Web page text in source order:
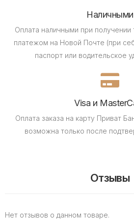
Наличными
Оплата наличными при получении
платежом на Новой Почте (при
паспорт или водительское
Visa и
Оплата заказа на карту Приват
возможна только после
Отзывы
Нет отзывов о данном товаре.